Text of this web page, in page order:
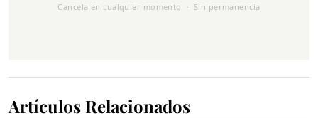
Cancela en cualquier momento · Sin permanencia
Artículos Relacionados